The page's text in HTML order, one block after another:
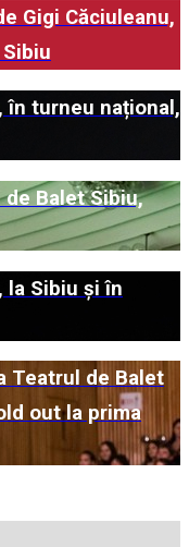
Gigi Căciuleanu,
în turneu național,
Balet Sibiu,
la Sibiu și în
Teatrul de Balet
out la prima